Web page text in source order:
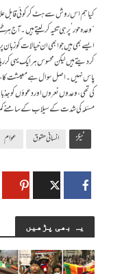
کیا ہم اس روش سے ہٹ کر کوئی قابل
“وعدہ حور’ پر ہی تکیہ کرلیتے ہیں۔ آج
ایسے بھی ہیں جو ابھی ان خیالات کو
کردیتے ہیں لیکن محسوس ہر ایک یہی
پاس نہیں۔اصل سوال ہے معیشت
کی تھی، وعدوں نعروں اور دعوؤں کو
مسئلہ کی شدت کے سیلاب کے سامنے
ٹیگز انسانی حقوق عوام
یہ بھی پڑھیں